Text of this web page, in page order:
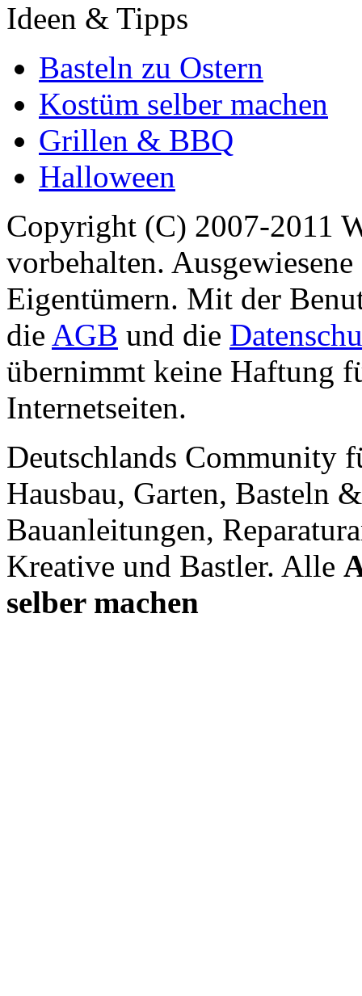
Ideen & Tipps
Basteln zu Ostern
Kostüm selber machen
Grillen & BBQ
Halloween
Copyright (C) 2007-2011
vorbehalten.
Eigentümern. Mit der
die AGB und die
übernimmt keine Haftung
Internetseiten.
Deutschlands Community
Hausbau, Garten, Basteln
Bauanleitungen,
Kreative und Bastler. Alle
selber machen